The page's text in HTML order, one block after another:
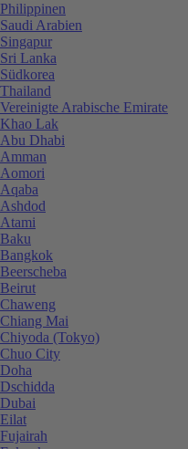
Philippinen
Saudi Arabien
Singapur
Sri Lanka
Südkorea
Thailand
Vereinigte Arabische Emirate
Khao Lak
Abu Dhabi
Amman
Aomori
Aqaba
Ashdod
Atami
Baku
Bangkok
Beerscheba
Beirut
Chaweng
Chiang Mai
Chiyoda (Tokyo)
Chuo City
Doha
Dschidda
Dubai
Eilat
Fujairah